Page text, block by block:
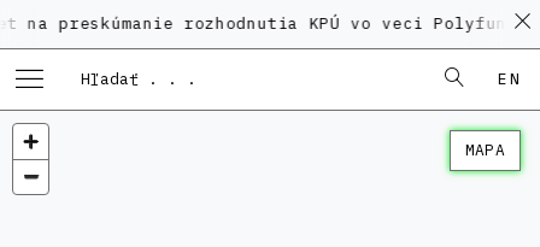
rozhodnutia KPÚ vo veci Polyfunkčného
EN
MAPA